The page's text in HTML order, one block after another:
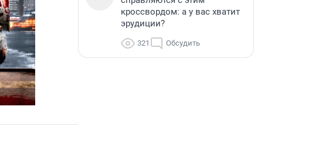
кроссвордом: а у вас хватит
эрудиции?
321 Обсудить